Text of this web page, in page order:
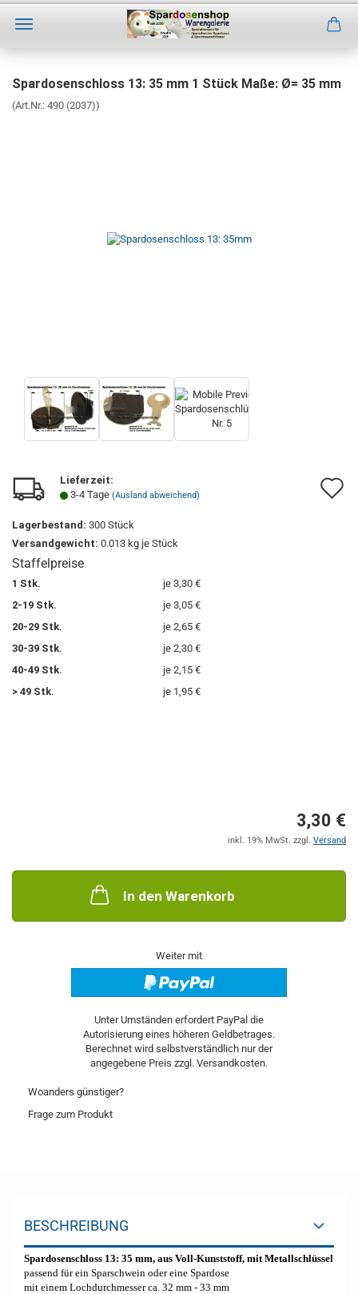
Hauptinhalt
Spardosenschloss 13: 35 mm 1 Stück Maße: Ø= 35 mm
(Art.Nr.: 490 (2037))
Lieferzeit:
3-4 Tage (Ausland abweichend)
Lagerbestand: 300 Stück
Versandgewicht: 0.013 kg je Stück
Staffelpreise
1 Stk.
je 3,30 €
2-19 Stk.
je 3,05 €
20-29 Stk.
je 2,65 €
30-39 Stk.
je 2,30 €
40-49 Stk.
je 2,15 €
> 49 Stk.
je 1,95 €
3,30 €
inkl. 19% MwSt. zzgl. Versand
In den Warenkorb
Weiter mit
Woanders günstiger?
Frage zum Produkt
BESCHREIBUNG
Spardosenschloss 13: 35 mm, aus Voll-Kunststoff, mit Metallschlüssel
passend für ein Sparschwein oder eine Spardose
mit einem Lochdurchmesser ca. 32 mm - 33 mm